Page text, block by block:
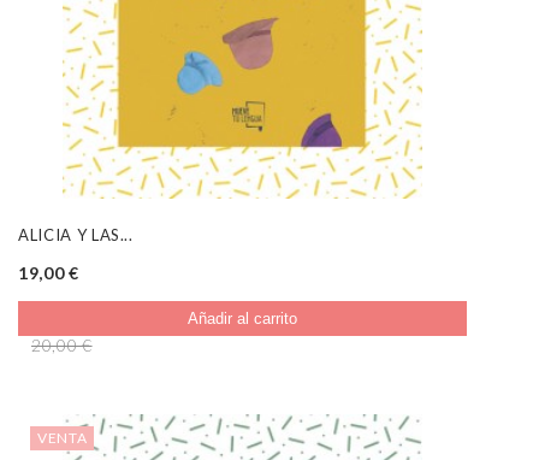
ALICIA Y LAS...
19,00 €
Añadir al carrito
20,00 €
VENTA